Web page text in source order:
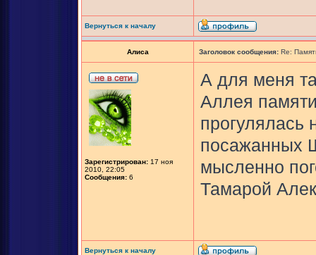
Вернуться к началу
Алиса Заголовок сообщения: Re:
Зарегистрирован: 17 ноя
2010, 22:05
Сообщения: 6
А для меня
Аллея
посажанных
мысленно
Тамарой
Вернуться к началу